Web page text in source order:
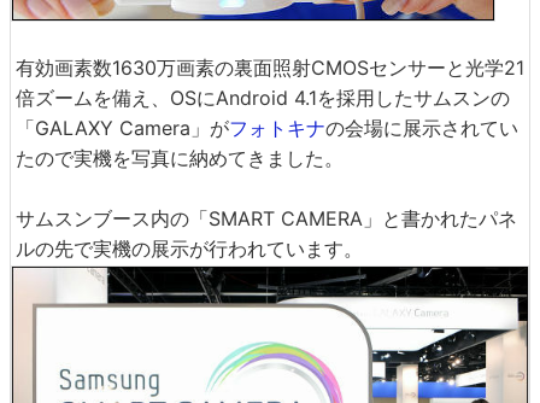
有効画素数1630万画素の裏面照射CMOSセンサーと光学21
倍ズームを備え、OSにAndroid 4.1を採用したサムスンの
「GALAXY Camera」がフォトキナの会場に展示されてい
たので実機を写真に納めてきました。
サムスンブース内の「SMART CAMERA」と書かれたパネ
ルの先で実機の展示が行われています。